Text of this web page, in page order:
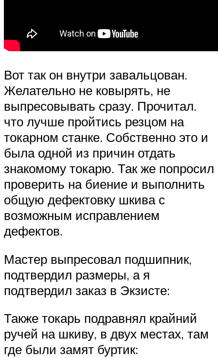
Вот так он внутри завальцован.
Желательно не ковырять, не
выпресовывать сразу. Прочитал.
что лучше пройтись резцом на
токарном станке. Собственно это и
была одной из причин отдать
знакомому токарю. Так же попросил
проверить на биение и выполнить
общую дефектовку шкива с
возможным исправлением
дефектов.
Мастер выпресовал подшипник,
подтвердил размеры, а я
подтвердил заказ в Экзисте:
Также токарь подравнял крайний
ручей на шкиву, в двух местах, там
где были замят буртик: